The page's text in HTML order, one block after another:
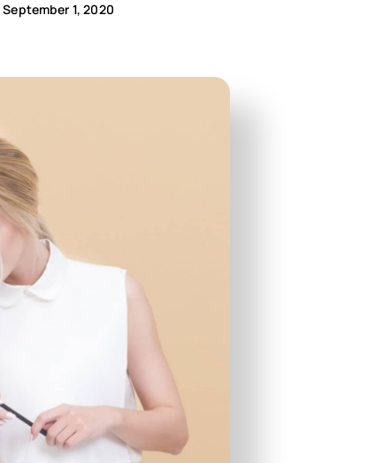
September 1, 2020